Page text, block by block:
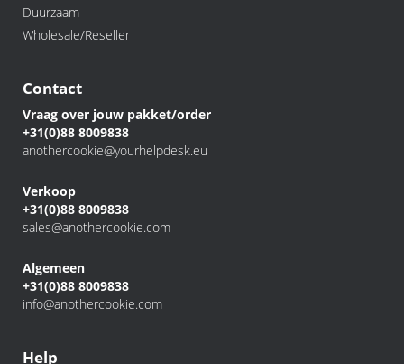
Duurzaam
Wholesale/Reseller
Contact
Vraag over jouw pakket/order
+31(0)88 8009838
anothercookie@yourhelpdesk.eu
Verkoop
+31(0)88 8009838
sales@anothercookie.com
Algemeen
+31(0)88 8009838
info@anothercookie.com
Help